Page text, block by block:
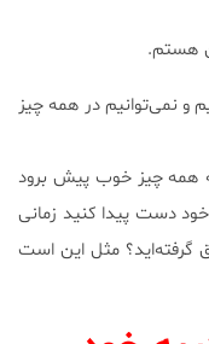
هستم.
و نمی‌توانیم در همه چیز
همه چیز خوب پیش برود
دست پیدا کنید زمانی
گرفته‌اید؟ مثل این است